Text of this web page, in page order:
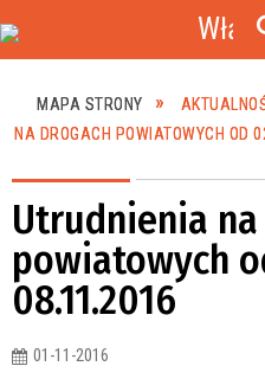
MAPA STRONY
NA DROGACH POWIATOWYCH OD
Utrudnienia
powiatowych
08.11.2016
01-11-2016